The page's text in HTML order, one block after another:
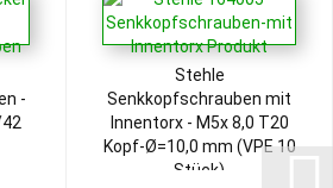
-
Stehle
Senkkopfschrauben mit
Innentorx - M5x 8,0 T20
Kopf-Ø=10,0 mm (VPE 10
Stück)